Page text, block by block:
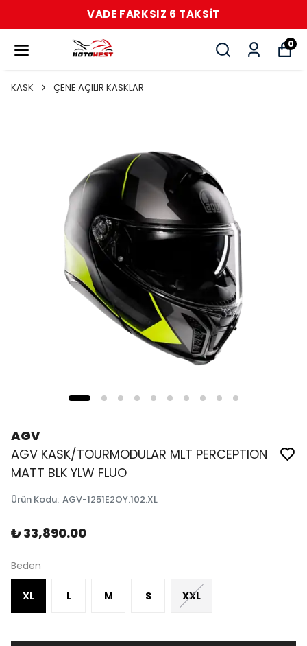
VADE FARKSIZ 6 TAKSİT
0
KASK ÇENE AÇILIR KASKLAR
AGV
AGV KASK/TOURMODULAR MLT PERCEPTION
MATT BLK YLW FLUO
Ürün Kodu: AGV-1251E2OY.102.XL
₺ 33,890.00
Beden
XL L M S XXL